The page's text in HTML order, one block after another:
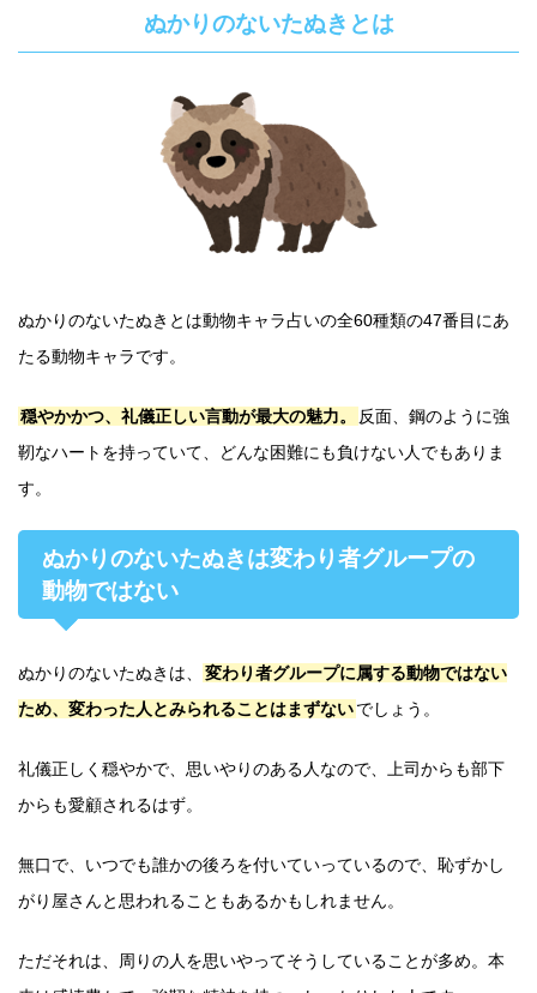
ぬかりのないたぬきとは
ぬかりのないたぬきとは動物キャラ占いの全60種類の47番目にあ
たる動物キャラです。
穏やかかつ、礼儀正しい言動が最大の魅力。
反面、鋼のように強
靭なハートを持っていて、どんな困難にも負けない人でもありま
す。
ぬかりのないたぬきは変わり者グループの
動物ではない
ぬかりのないたぬきは、
変わり者グループに属する動物ではない
ため、変わった人とみられることはまずないでしょう。
礼儀正しく穏やかで、思いやりのある人なので、上司からも部下
からも愛顧されるはず。
無口で、いつでも誰かの後ろを付いていっているので、恥ずかし
がり屋さんと思われることもあるかもしれません。
ただそれは、周りの人を思いやってそうしていることが多め。本